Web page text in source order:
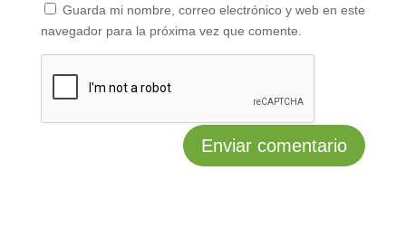
Guarda mi nombre, correo electrónico y web en este
navegador para la próxima vez que comente.